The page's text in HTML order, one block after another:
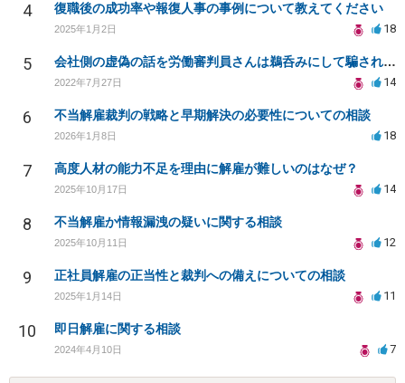
4 復職後の成功率や報復人事の事例について教えてください
2025年1月2日 18
5 会社側の虚偽の話を労働審判員さんは鵜呑みにして騙されてしまいました。
2022年7月27日 14
6 不当解雇裁判の戦略と早期解決の必要性についての相談
2026年1月8日 18
7 高度人材の能力不足を理由に解雇が難しいのはなぜ？
2025年10月17日 14
8 不当解雇か情報漏洩の疑いに関する相談
2025年10月11日 12
9 正社員解雇の正当性と裁判への備えについての相談
2025年1月14日 11
10 即日解雇に関する相談
2024年4月10日 7